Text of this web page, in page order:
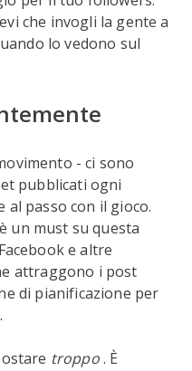
che invogli la gente a
lo vedono sul
- ci sono
pubblicati ogni
passo con il gioco.
un must su questa
e altre
attraggono i post
di pianificazione per
troppo. È